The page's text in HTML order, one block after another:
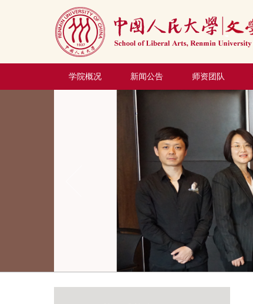
学院概况 新闻公告 师资团队